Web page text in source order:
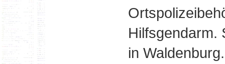
Hilfsgendarm.
in